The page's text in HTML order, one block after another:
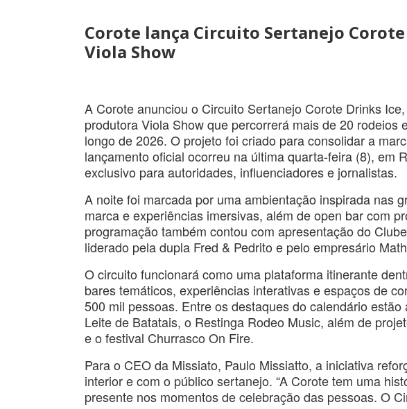
Corote lança Circuito Sertanejo
Viola Show
A Corote anunciou o Circuito Sertanejo Corote Drinks
produtora Viola Show que percorrerá mais de 20
longo de 2026. O projeto foi criado para consolidar a
lançamento oficial ocorreu na última quarta-feira (8), em
exclusivo para autoridades, influenciadores e jornalistas.
A noite foi marcada por uma ambientação inspirada nas
marca e experiências imersivas, além de open bar com
programação também contou com apresentação do
liderado pela dupla Fred & Pedrito e pelo empresário
O circuito funcionará como uma plataforma itinerante
bares temáticos, experiências interativas e espaços de
500 mil pessoas. Entre os destaques do calendário
Leite de Batatais, o Restinga Rodeo Music, além de
e o festival Churrasco On Fire.
Para o CEO da Missiato, Paulo Missiatto, a iniciativa
interior e com o público sertanejo. “A Corote tem uma
presente nos momentos de celebração das pessoas. O